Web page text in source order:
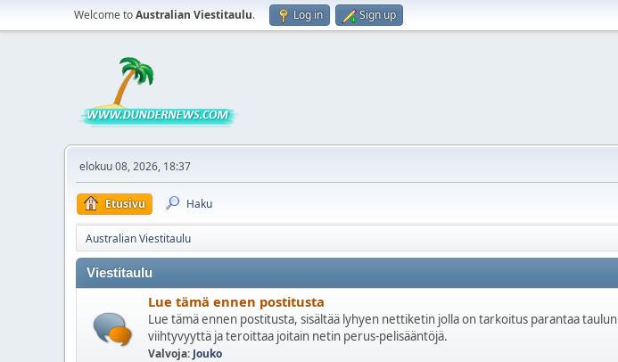
Welcome toAustralian Viestitaulu. Log in Sign up
elokuu 08, 2026, 18:37
Etusivu Haku
Australian Viestitaulu
Viestitaulu
Lue tämä ennen postitusta
Lue tämä ennen postitusta, sisältää lyhyen nettiketin jolla on tarkoitus parantaa taulun
viihtyvyyttä ja teroittaa joitain netin perus-pelisääntöjä.
Valvoja: Jouko